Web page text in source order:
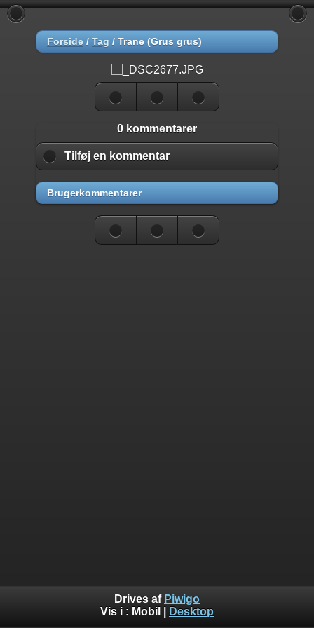
Forside / Tag / Trane (Grus grus)
0 kommentarer
Tilføj en kommentar
Brugerkommentarer
Drives af Piwigo
Vis i : Mobil Desktop